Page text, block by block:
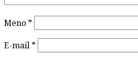
Meno *
E-mail *